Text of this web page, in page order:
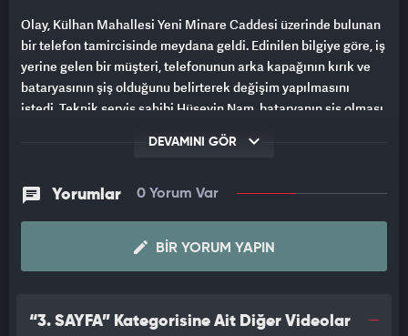
Olay, Külhan Mahallesi Yeni Minare Caddesi üzerinde bulunan
bir telefon tamircisinde meydana geldi. Edinilen bilgiye göre, iş
yerine gelen bir müşteri, telefonunun arka kapağının kırık ve
bataryasının şiş olduğunu belirterek değişim yapılmasını
istedi. Teknik servis sahibi Hüseyin Nam, bataryanın şiş olması
anlattı. Buna rağmen işlem yapılmasının istenmesi üzerine
bir anda alev aldı. Dumanların yükselmesiyle kısa süreli panik
kaydedildi. Olayda yaralanan olmazken, cep telefonunda
maddi hasar oluştu.
"CANIMIZI ZOR KURTARDIK"
DEVAMINI GÖR
Yorumlar 0 Yorum Var
BIR YORUM YAPIN
“3. SAYFA” Kategorisine Ait Diğer Videolar